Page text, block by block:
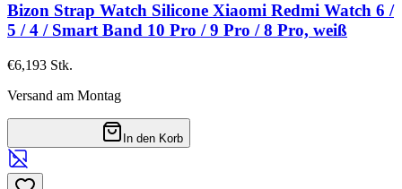
Bizon Strap Watch Silicone Xiaomi Redmi Watch 6 /
5 / 4 / Smart Band 10 Pro / 9 Pro / 8 Pro, weiß
€6,193 Stk.
Versand am Montag
In den Korb